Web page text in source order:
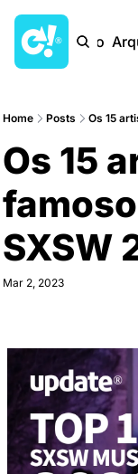
Início
Home Posts Os 15
Os 15
SXSW
Mar 2, 2023